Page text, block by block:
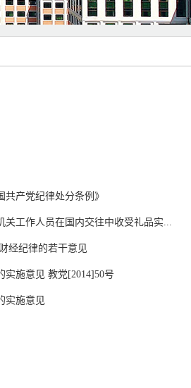
产党纪律处分条例》
工作人员在国内交往中收受礼品实...
经纪律的若干意见
实施意见 教党[2014]50号
实施意见